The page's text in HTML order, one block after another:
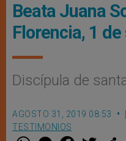
Beata Juana
Florencia, 1
Discípula de
AGOSTO 31, 2019 08:53
TESTIMONIOS